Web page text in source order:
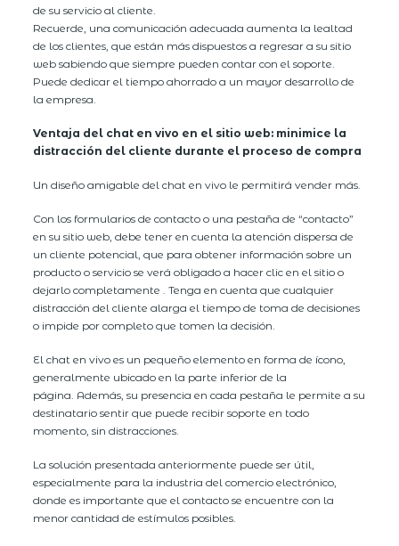
de su servicio al cliente.
Recuerde, una comunicación adecuada aumenta la lealtad
de los clientes, que están más dispuestos a regresar a su sitio
web sabiendo que siempre pueden contar con el soporte.
Puede dedicar el tiempo ahorrado a un mayor desarrollo de
la empresa.
Ventaja del chat en vivo en el sitio web: minimice la
distracción del cliente durante el proceso de compra
Un diseño amigable del chat en vivo le permitirá vender más.
Con los formularios de contacto o una pestaña de “contacto”
en su sitio web, debe tener en cuenta la atención dispersa de
un cliente potencial, que para obtener información sobre un
producto o servicio se verá obligado a hacer clic en el sitio o
dejarlo completamente . Tenga en cuenta que cualquier
distracción del cliente alarga el tiempo de toma de decisiones
o impide por completo que tomen la decisión.
El chat en vivo es un pequeño elemento en forma de ícono,
generalmente ubicado en la parte inferior de la
página. Además, su presencia en cada pestaña le permite a su
destinatario sentir que puede recibir soporte en todo
momento, sin distracciones.
La solución presentada anteriormente puede ser útil,
especialmente para la industria del comercio electrónico,
donde es importante que el contacto se encuentre con la
menor cantidad de estímulos posibles.